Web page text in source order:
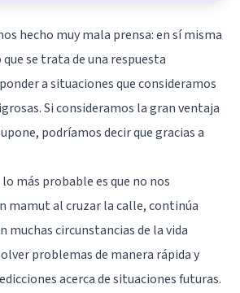
hecho muy mala prensa: en sí misma
se trata de una respuesta
a situaciones que consideramos
Si consideramos la gran ventaja
podríamos decir que gracias a
lo más probable es que no nos
mamut al cruzar la calle, continúa
muchas circunstancias de la vida
problemas de manera rápida y
acerca de situaciones futuras.